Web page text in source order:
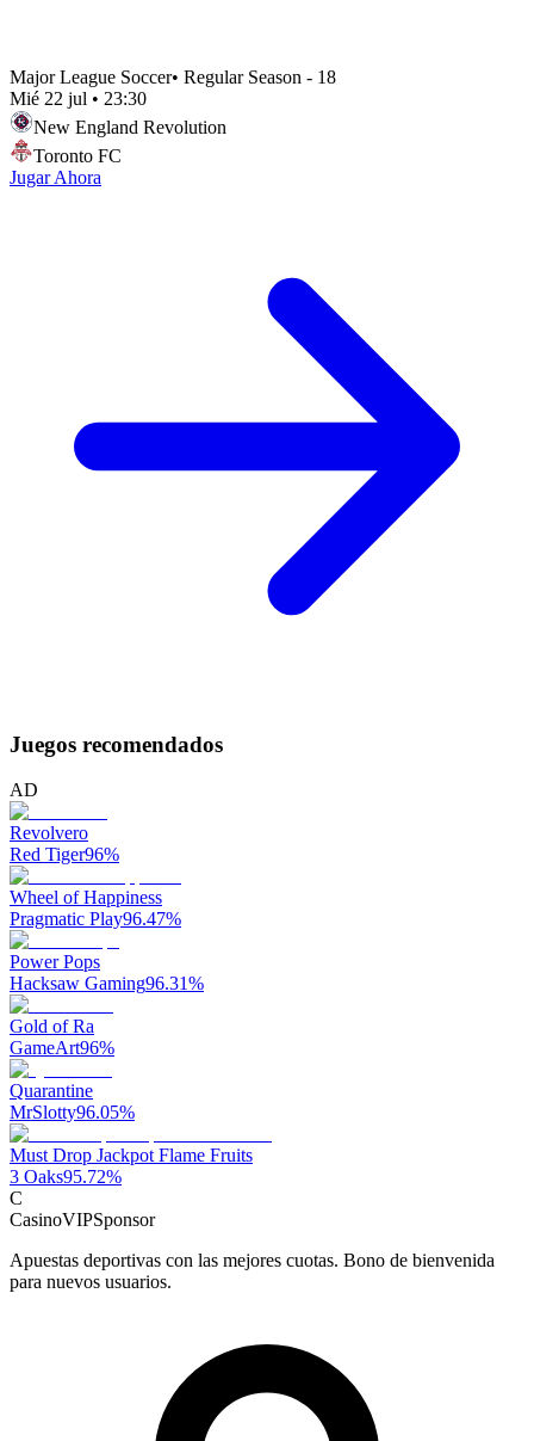
Major League Soccer• Regular Season - 18
Mié 22 jul • 23:30
New England Revolution
Toronto FC
Jugar Ahora
Juegos recomendados
AD
Revolvero
Red Tiger96%
Wheel of Happiness
Pragmatic Play96.47%
Power Pops
Hacksaw Gaming96.31%
Gold of Ra
GameArt96%
Quarantine
MrSlotty96.05%
Must Drop Jackpot Flame Fruits
3 Oaks95.72%
C
CasinoVIPSponsor
Apuestas deportivas con las mejores cuotas. Bono de bienvenida
para nuevos usuarios.